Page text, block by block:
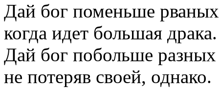
Дай бог поменьше
когда идет большая драка.
Дай бог побольше разных
не потеряв своей, однако.